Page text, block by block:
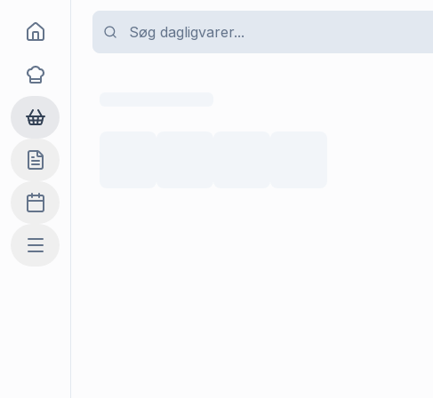
Goma
Opskrifter
Dagligvarer
Indkøbslisten
Madplan
Mere